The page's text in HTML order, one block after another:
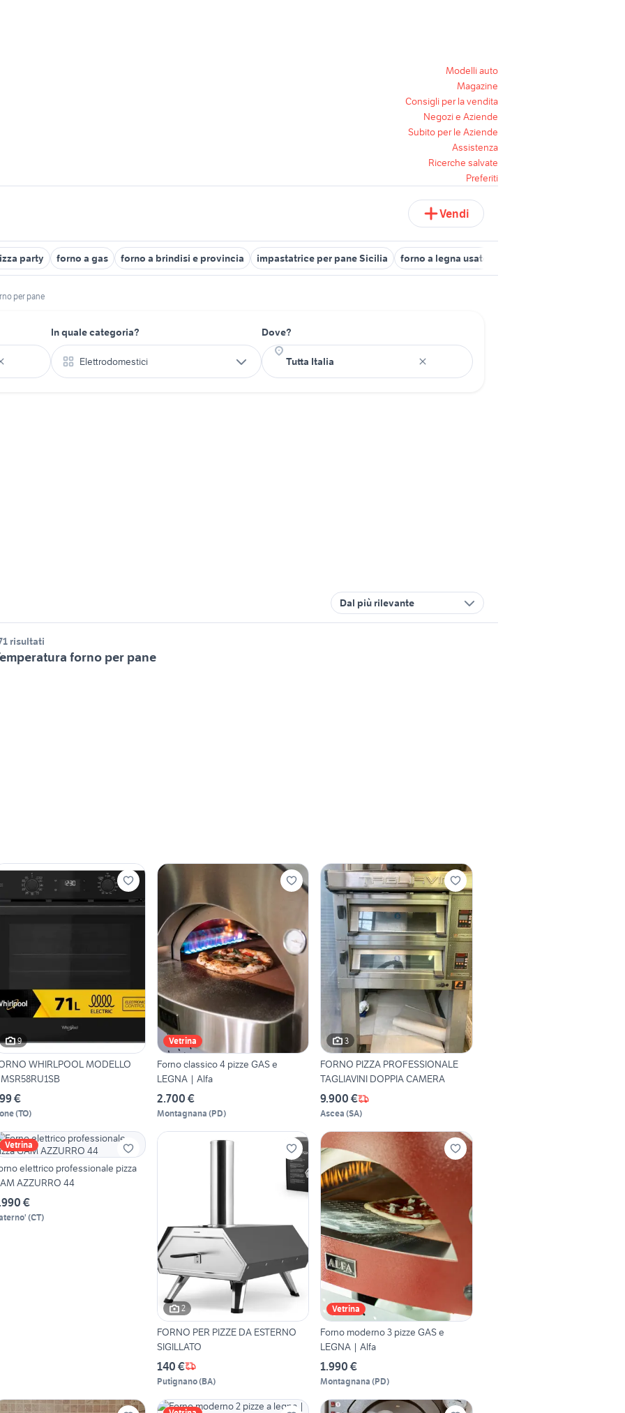
Modelli auto
Magazine
Consigli per la vendita
Negozi e Aziende
Subito per le Aziende
Assistenza
Ricerche salvate
Preferiti
Vendi
party forno a gas forno a brindisi e provincia impastatrice per pane Sicilia forno a legna usato campania
per pane
In quale categoria?
Elettrodomestici
Dove?
Dal più rilevante
risultati
forno per pane
9
WHIRLPOOL MODELLO
€
(TO)
Vetrina
Forno classico 4 pizze GAS e
LEGNA | Alfa
2.700 €
Montagnana (PD)
3
FORNO PIZZA PROFESSIONALE
TAGLIAVINI DOPPIA CAMERA
9.900 €
Ascea (SA)
Vetrina
elettrico professionale pizza
AZZURRO 44
€
(CT)
2
FORNO PER PIZZE DA ESTERNO
SIGILLATO
140 €
Putignano(BA)
Vetrina
Forno moderno 3 pizze GAS e
LEGNA | Alfa
1.990 €
Montagnana (PD)